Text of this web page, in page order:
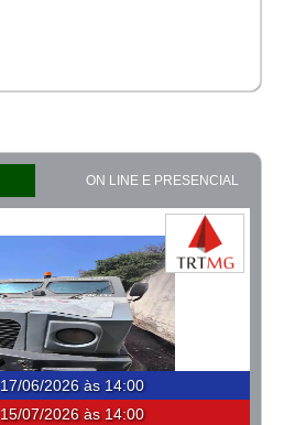
ON LINE E PRESENCIAL
17/06/2026 às 14:00
15/07/2026 às 14:00